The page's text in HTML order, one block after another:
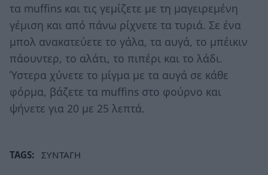
τα muffins και τις γεμίζετε με τη μαγειρεμένη
γέμιση και από πάνω ρίχνετε τα τυριά. Σε ένα
μπολ ανακατεύετε το γάλα, τα αυγά, το μπέικιν
πάουντερ, το αλάτι, το πιπέρι και το λάδι.
Ύστερα χύνετε το μίγμα με τα αυγά σε κάθε
φόρμα, βάζετε τα muffins στο φούρνο και
ψήνετε για 20 με 25 λεπτά.
TAGS: ΣΥΝΤΑΓΗ